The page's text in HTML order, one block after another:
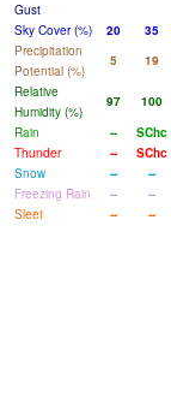
Gust
Sky Cover (%)
20 35
Precipitation
Potential (%)
5 19
Relative
Humidity (%)
97 100
Rain
-- SChc
Thunder
-- SChc
Snow
-- --
Freezing Rain
-- --
Sleet
-- --